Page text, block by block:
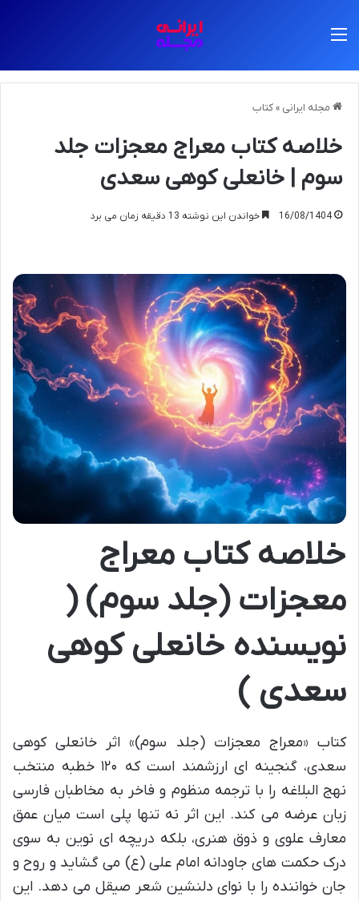
مجله ایرانی » کتاب
خلاصه کتاب معراج معجزات جلد
سوم | خانعلی کوهی سعدی
16/08/1404 خواندن این نوشته 13 دقیقه زمان می برد
خلاصه کتاب معراج
معجزات (جلد سوم) (
نویسنده خانعلی کوهی
سعدی )
کتاب «معراج معجزات (جلد سوم)» اثر خانعلی کوهی
سعدی، گنجینه ای ارزشمند است که ۱۲۰ خطبه منتخب
نهج البلاغه را با ترجمه منظوم و فاخر به مخاطبان فارسی
زبان عرضه می کند. این اثر نه تنها پلی است میان عمق
معارف علوی و ذوق هنری، بلکه دریچه ای نوین به سوی
درک حکمت های جاودانه امام علی (ع) می گشاید و روح و
جان خواننده را با نوای دلنشین شعر صیقل می دهد. این